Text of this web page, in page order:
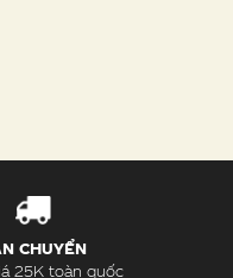
CHUYỂN
25K toàn quốc